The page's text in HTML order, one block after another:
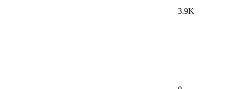
3.9K